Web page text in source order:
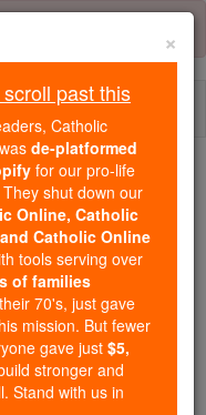
past this
Catholic Online
by Shopify
life beliefs. They
ourCatholic
Candles, and
essential faith
and millions of
×
past this
Catholic
de-platformed
for our pro-life
shut down our
Online, Catholic
Catholic Online
tools serving over
of families
70's, just gave
mission. But fewer
gave just$5,
stronger and
Stand with us in